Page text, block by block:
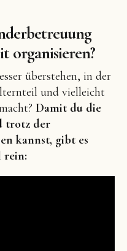
organisieren?
überstehen, in der
und vielleicht
Damit du die
trotz der
kannst, gibt es
rein: